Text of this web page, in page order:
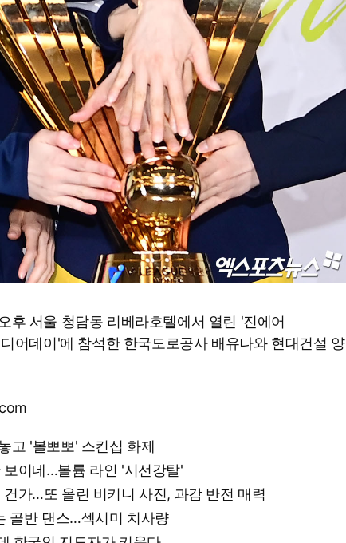
후 서울 청담동 리베라호텔에서 열린 '진에어
어데이'에 참석한 한국도로공사 배유나와 현대건설 양
고 '볼뽀뽀' 스킨십 화제
보이네…볼륨 라인 '시선강탈'
건가…또 올린 비키니 사진, 과감 반전 매력
골반 댄스…섹시미 치사량